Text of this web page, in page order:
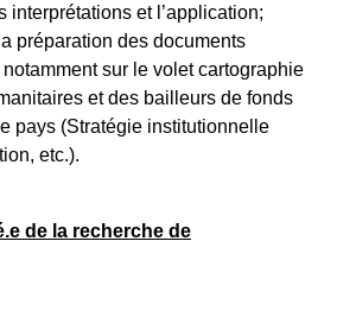
interprétations et l’application;
préparation des documents
sur le volet cartographie
et des bailleurs de fonds
pays (Stratégie institutionnelle
etc.).
de la recherche de